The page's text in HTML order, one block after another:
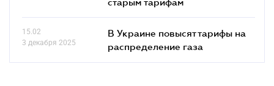
15.02
3 декабря 2025
В Украине повысят тарифы на
распределение газа